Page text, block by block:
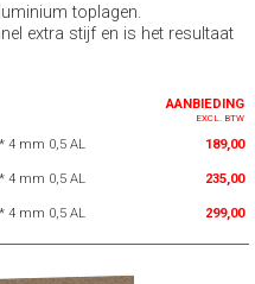
toplagen.
extra stijf en is het resultaat
AANBIEDING
EXCL. BTW
4 mm 0,5 AL 189,00
4 mm 0,5 AL 235,00
4 mm 0,5 AL 299,00